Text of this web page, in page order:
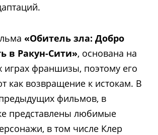
«Обитель зла: Добро
в Ракун-Сити», основана на
играх франшизы, поэтому его
как возвращение к истокам. В
фильмов, в
представлены любимые
в том числе Клер